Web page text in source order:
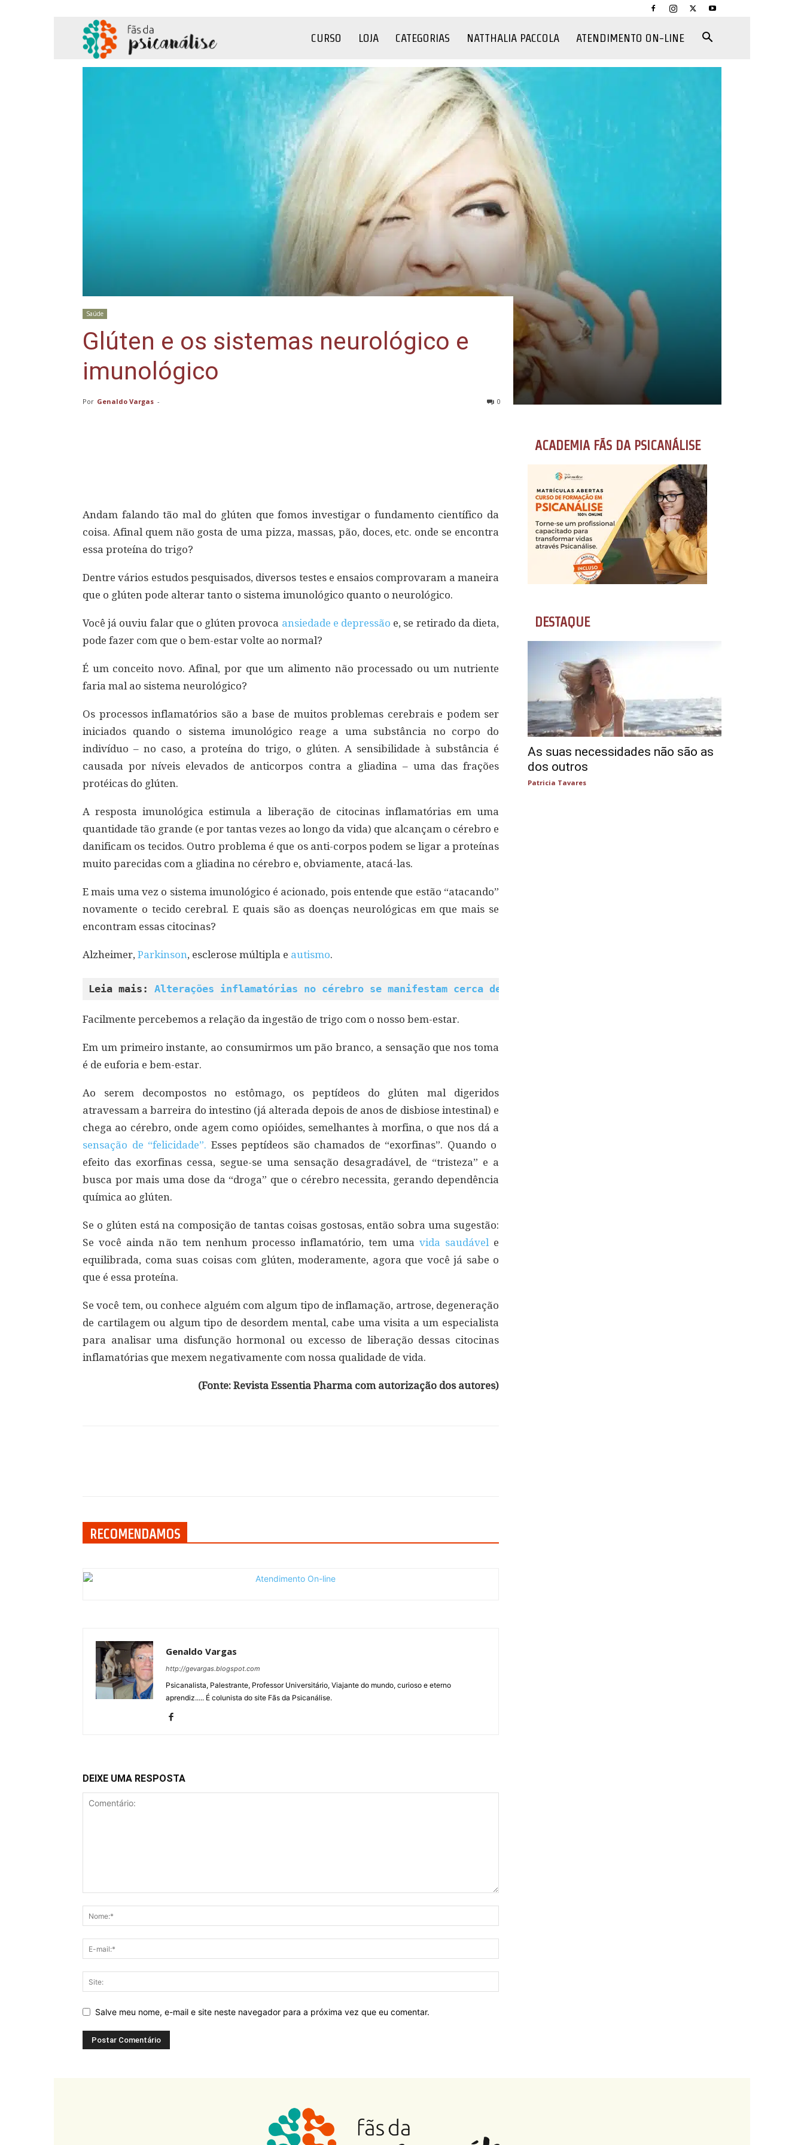
Psicanálise
CURSO LOJA CATEGORIAS NATTHALIA PACCOLA ATENDIMENTO ON-LINE
Saúde
Glúten e os sistemas neurológico e
imunológico
Por Genaldo Vargas - 0
Andam falando tão mal do glúten que fomos investigar o fundamento científico da
coisa. Afinal quem não gosta de uma pizza, massas, pão, doces, etc. onde se encontra
essa proteína do trigo?
Dentre vários estudos pesquisados, diversos testes e ensaios comprovaram a maneira
que o glúten pode alterar tanto o sistema imunológico quanto o neurológico.
Você já ouviu falar que o glúten provoca ansiedade e depressão e, se retirado da dieta,
pode fazer com que o bem-estar volte ao normal?
É um conceito novo. Afinal, por que um alimento não processado ou um nutriente
faria mal ao sistema neurológico?
Os processos inflamatórios são a base de muitos problemas cerebrais e podem ser
iniciados quando o sistema imunológico reage a uma substância no corpo do
indivíduo – no caso, a proteína do trigo, o glúten. A sensibilidade à substância é
causada por níveis elevados de anticorpos contra a gliadina – uma das frações
protéicas do glúten.
A resposta imunológica estimula a liberação de citocinas inflamatórias em uma
quantidade tão grande (e por tantas vezes ao longo da vida) que alcançam o cérebro e
danificam os tecidos. Outro problema é que os anti-corpos podem se ligar a proteínas
muito parecidas com a gliadina no cérebro e, obviamente, atacá-las.
E mais uma vez o sistema imunológico é acionado, pois entende que estão “atacando”
novamente o tecido cerebral. E quais são as doenças neurológicas em que mais se
encontram essas citocinas?
Alzheimer, Parkinson, esclerose múltipla e autismo.
Leia mais: Alterações inflamatórias no cérebro se manifestam cerca de vinte anos antes de aparecer o Alzheimer
Facilmente percebemos a relação da ingestão de trigo com o nosso bem-estar.
Em um primeiro instante, ao consumirmos um pão branco, a sensação que nos toma
é de euforia e bem-estar.
Ao serem decompostos no estômago, os peptídeos do glúten mal digeridos
atravessam a barreira do intestino (já alterada depois de anos de disbiose intestinal) e
chega ao cérebro, onde agem como opióides, semelhantes à morfina, o que nos dá a
sensação de “felicidade”. Esses peptídeos são chamados de “exorfinas”. Quando o
efeito das exorfinas cessa, segue-se uma sensação desagradável, de “tristeza” e a
busca por mais uma dose da “droga” que o cérebro necessita, gerando dependência
química ao glúten.
Se o glúten está na composição de tantas coisas gostosas, então sobra uma sugestão:
Se você ainda não tem nenhum processo inflamatório, tem uma vida saudável e
equilibrada, coma suas coisas com glúten, moderamente, agora que você já sabe o
que é essa proteína.
Se você tem, ou conhece alguém com algum tipo de inflamação, artrose, degeneração
de cartilagem ou algum tipo de desordem mental, cabe uma visita a um especialista
para analisar uma disfunção hormonal ou excesso de liberação dessas citocinas
inflamatórias que mexem negativamente com nossa qualidade de vida.
(Fonte: Revista Essentia Pharma com autorização dos autores)
RECOMENDAMOS
Genaldo Vargas
http://gevargas.blogspot.com
Psicanalista, Palestrante, Professor Universitário, Viajante do mundo, curioso e eterno
aprendiz..... É colunista do site Fãs da Psicanálise.
DEIXE UMA RESPOSTA
Salve meu nome, e-mail e site neste navegador para a próxima vez que eu comentar.
ACADEMIA FÃS DA PSICANÁLISE
DESTAQUE
As suas necessidades não são as
dos outros
Patricia Tavares